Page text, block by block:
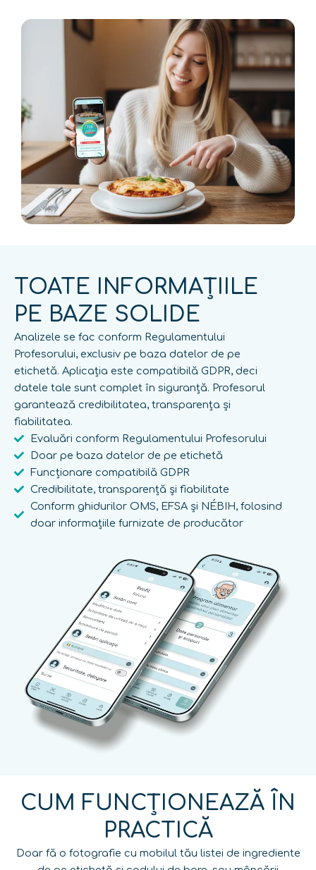
TOATE INFORMAȚIILE
PE BAZE SOLIDE
Analizele se fac conform Regulamentului
Profesorului, exclusiv pe baza datelor de pe
etichetă. Aplicația este compatibilă GDPR, deci
datele tale sunt complet în siguranță. Profesorul
garantează credibilitatea, transparența și
fiabilitatea.
Evaluări conform Regulamentului Profesorului
Doar pe baza datelor de pe etichetă
Funcționare compatibilă GDPR
Credibilitate, transparență și fiabilitate
Conform ghidurilor OMS, EFSA și NÉBIH, folosind
doar informațiile furnizate de producător
CUM FUNCȚIONEAZĂ ÎN
PRACTICĂ
Doar fă o fotografie cu mobilul tău listei de ingrediente